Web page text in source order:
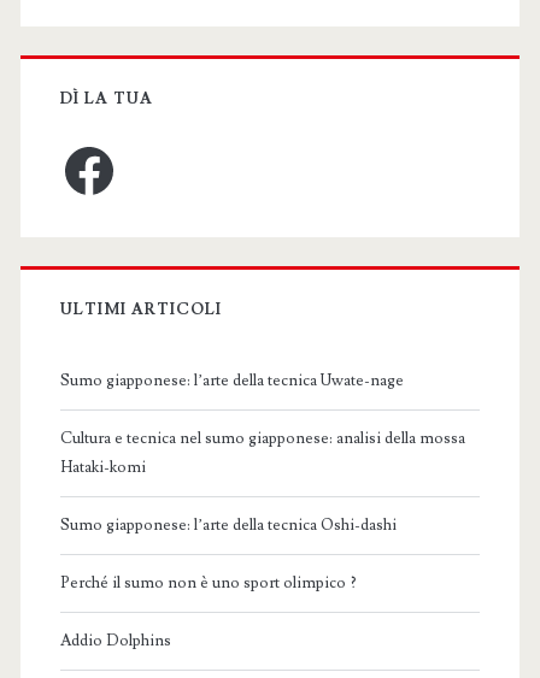
DÌ LA TUA
Facebook
ULTIMI ARTICOLI
Sumo giapponese: l’arte della tecnica Uwate-nage
Cultura e tecnica nel sumo giapponese: analisi della mossa
Hataki-komi
Sumo giapponese: l’arte della tecnica Oshi-dashi
Perché il sumo non è uno sport olimpico ?
Addio Dolphins